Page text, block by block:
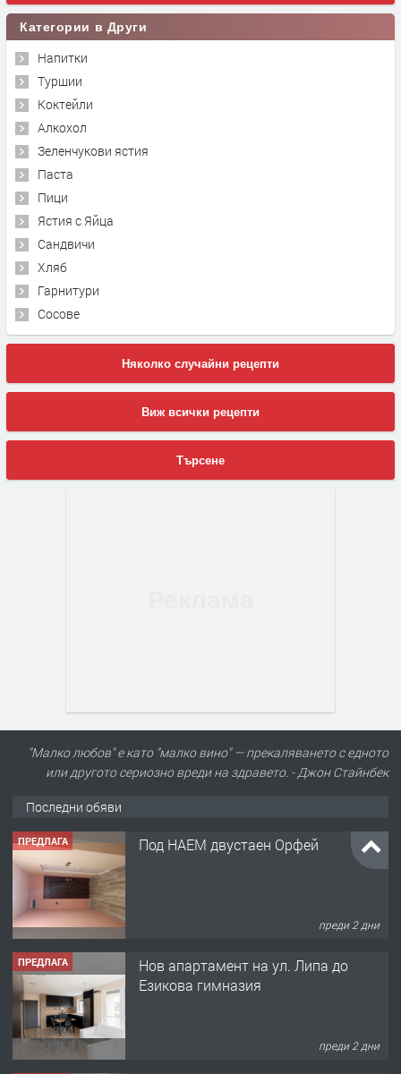
Категории в Други
Напитки
Туршии
Коктейли
Алкохол
Зеленчукови ястия
Паста
Пици
Ястия с Яйца
Сандвичи
Хляб
Гарнитури
Сосове
Няколко случайни рецепти
Виж всички рецепти
Търсене
"Малко любов" е като "малко вино" — прекаляването с едното
или другото сериозно вреди на здравето. - Джон Стайнбек
Последни обяви
ПРЕДЛАГА Под НАЕМ двустаен Орфей
преди 2 дни
ПРЕДЛАГА
Нов апартамент на ул. Липа до
Езикова гимназия
преди 2 дни